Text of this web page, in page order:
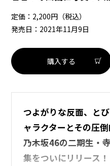
定価：2,200円（税込）
発売日：2021年11月9日
購入する
つよがりな反面、と
ャラクターとその圧
乃木坂46の二期生・
集をついにリリース